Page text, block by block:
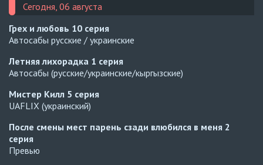
Сегодня, 06 августа
Грех и любовь 10 серия
Автосабы русские / украинские
Летняя лихорадка 1 серия
Автосабы (русские/украинские/кыргызские)
Мистер Килл 5 серия
UAFLIX (украинский)
После смены мест парень сзади влюбился в меня 2
серия
Превью